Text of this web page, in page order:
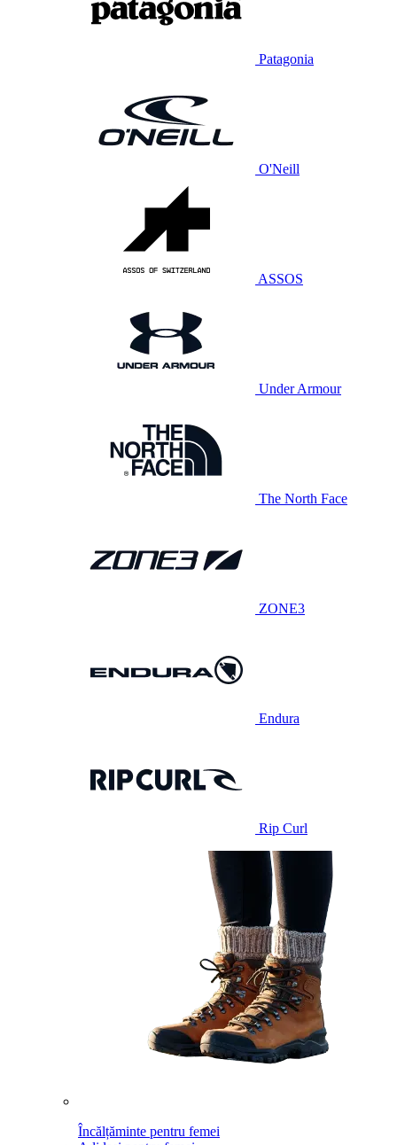
Patagonia
O'Neill
ASSOS
Under Armour
The North Face
ZONE3
Endura
Rip Curl
Încălțăminte pentru femei